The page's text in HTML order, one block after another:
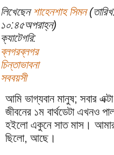
লিখেছেন শাহেনশাহ সিমন
১০:৪৫অপরাহ্ন)
ক্যাটেগরি:
ব্লগরব্লগর
চিন্তাভাবনা
সববয়সী
আমি ভাগ্যবান মানুষ; সবার
জীবনের ১ম বার্থডেটা এখনও
হইলো একুনে সাত মাস। আমার
ছিলো, আছে।